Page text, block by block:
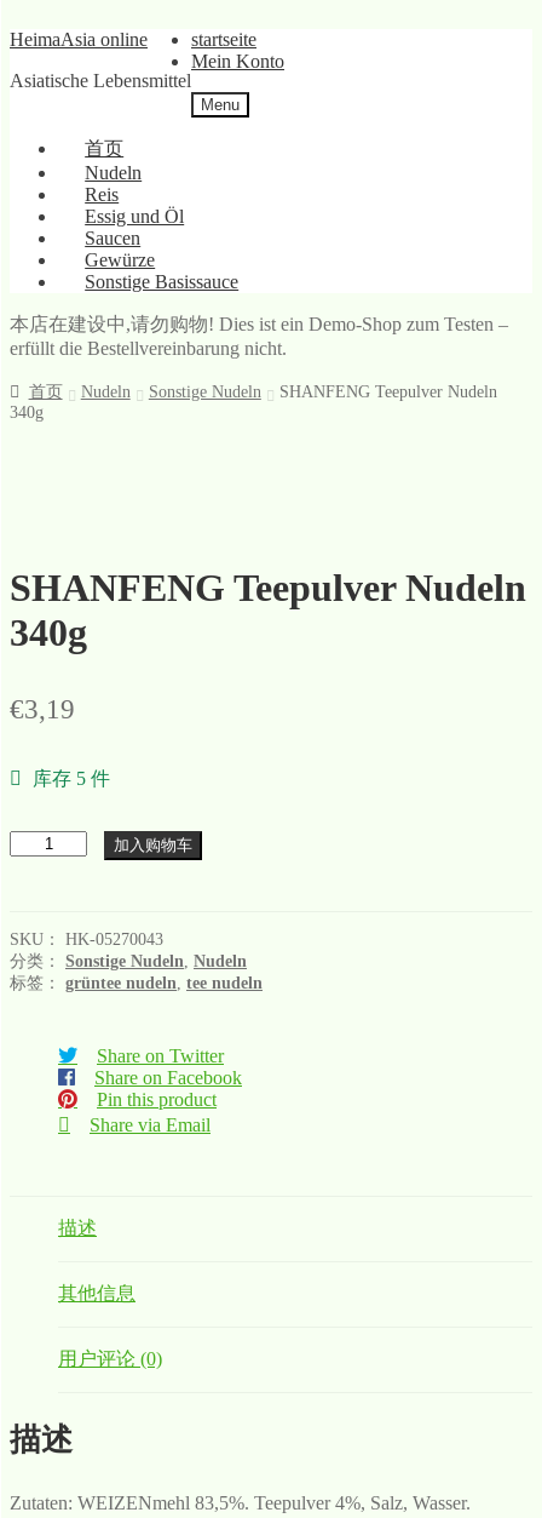
Skip
navigation
Skip
content
HeimaAsia online
Asiatische Lebensmittel
startseite
Mein Konto
Menu
首页
Nudeln
Reis
Essig und Öl
Saucen
Gewürze
Sonstige Basissauce
本店在建设中,请勿购物! Dies ist ein Demo-Shop zum Testen –
erfüllt die Bestellvereinbarung nicht.
首页 Nudeln Sonstige Nudeln
SHANFENG Teepulver Nudeln
340g
SHANFENG Teepulver Nudeln
340g
€3,19
库存 5 件
加入购物车
SKU： HK-05270043
分类： Sonstige Nudeln Nudeln
标签： grüntee nudeln tee nudeln
Share on Twitter
Share on Facebook
Pin this product
Share via Email
描述
其他信息
用户评论 (0)
描述
Zutaten: WEIZENmehl 83,5%. Teepulver 4%, Salz, Wasser.